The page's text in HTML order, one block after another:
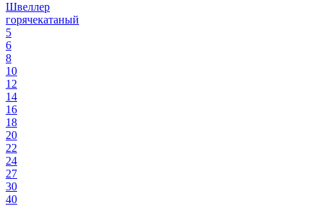
Швеллер
горячекатаный
5
6
8
10
12
14
16
18
20
22
24
27
30
40